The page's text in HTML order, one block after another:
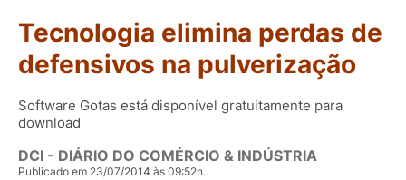
Tecnologia elimina perdas de
defensivos na pulverização
Software Gotas está disponível gratuitamente para
download
DCI - DIÁRIO DO COMÉRCIO & INDÚSTRIA
Publicado em 23/07/2014 às 09:52h.